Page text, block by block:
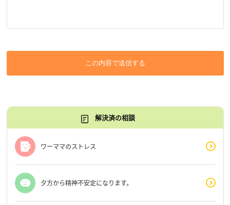
この内容で送信する
解決済の相談
ワーママのストレス
夕方から精神不安定になります。